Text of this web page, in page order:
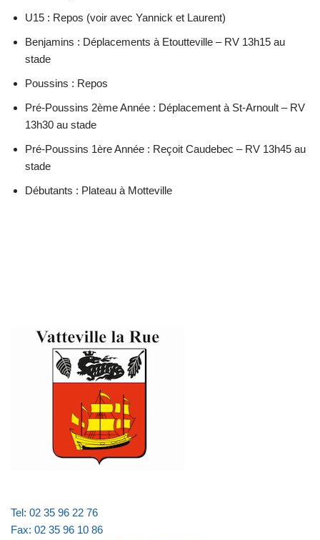
U15 : Repos (voir avec Yannick et Laurent)
Benjamins : Déplacements à Etoutteville – RV 13h15 au
stade
Poussins : Repos
Pré-Poussins 2ème Année : Déplacement à St-Arnoult – RV
13h30 au stade
Pré-Poussins 1ère Année : Reçoit Caudebec – RV 13h45 au
stade
Débutants : Plateau à Motteville
Tel: 02 35 96 22 76
Fax: 02 35 96 10 86